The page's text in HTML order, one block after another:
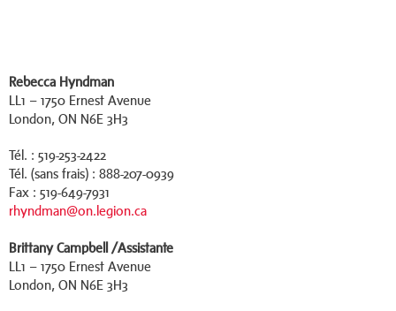
Rebecca Hyndman
LL1 – 1750 Ernest Avenue
London, ON N6E 3H3
Tél. : 519-253-2422
Tél. (sans frais) : 888-207-0939
Fax : 519-649-7931
rhyndman@on.legion.ca
Brittany Campbell /Assistante
LL1 – 1750 Ernest Avenue
London, ON N6E 3H3